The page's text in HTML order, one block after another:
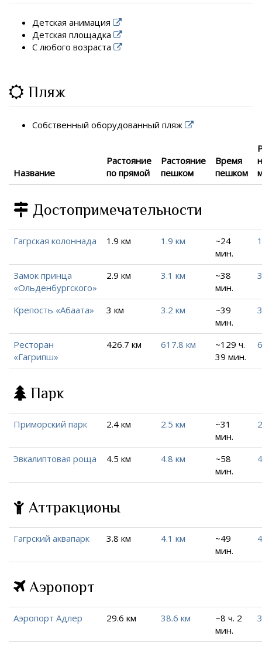
Детская анимация
Детская площадка
С любого возраста
Пляж
Собственный оборудованный пляж
Название
Растояние
по прямой
Растояние
пешком
Время
пешком
Достопримечательности
Гагрская колоннада 1.9 км 1.9 км
~24
мин.
Замок принца
«Ольденбургского»
2.9 км 3.1 км
~38
мин.
Крепость «Абаата» 3 км 3.2 км
~39
мин.
Ресторан
«Гагрипш»
426.7 км 617.8 км
~129 ч.
39 мин.
Парк
Приморский парк 2.4 км 2.5 км
~31
мин.
Эвкалиптовая роща 4.5 км 4.8 км
~58
мин.
Аттракционы
Гагрский аквапарк 3.8 км 4.1 км
~49
мин.
Аэропорт
Аэропорт Адлер 29.6 км 38.6 км
~8 ч. 2
мин.